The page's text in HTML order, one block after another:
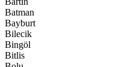
Batman
Bayburt
Bilecik
Bingöl
Bitlis